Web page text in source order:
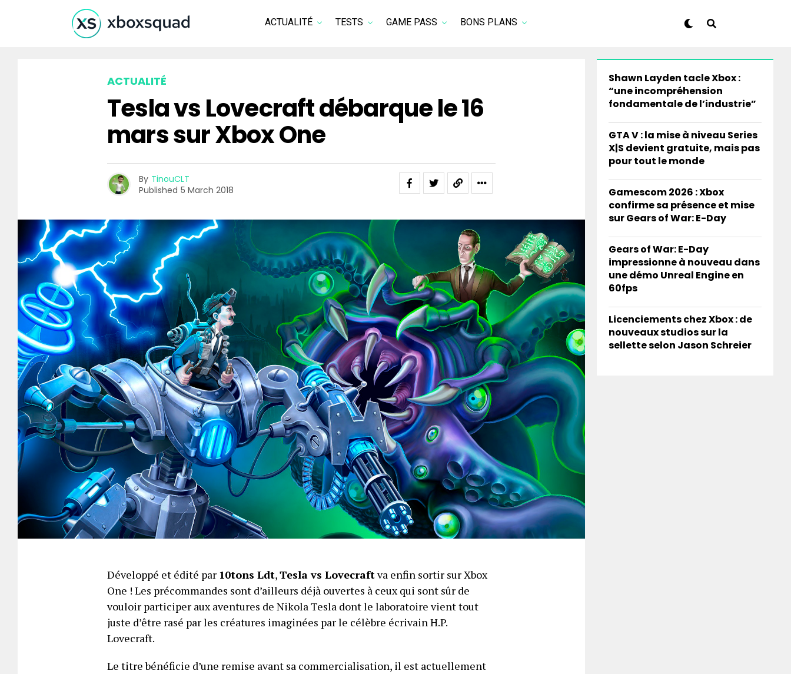
ACTUALITÉ TESTS GAME PASS BONS PLANS
ACTUALITÉ
Tesla vs Lovecraft débarque le 16
mars sur Xbox One
By TinouCLT
Published 5 March 2018
Développé et édité par 10tons Ldt,Tesla vs Lovecraftva enfin sortir sur Xbox
One ! Les précommandes sont d’ailleurs déjà ouvertes à ceux qui sont sûr de
vouloir participer aux aventures de Nikola Tesla dont le laboratoire vient tout
juste d’être rasé par les créatures imaginées par le célèbre écrivain H.P.
Lovecraft.
Le titre bénéficie d’une remise avant sa commercialisation, il est actuellement
Shawn Layden tacle Xbox :
“une incompréhension
fondamentale de l’industrie”
GTA V : la mise à niveau Series
X|S devient gratuite, mais pas
pour tout le monde
Gamescom 2026 : Xbox
confirme sa présence et mise
sur Gears of War: E-Day
Gears of War: E-Day
impressionne à nouveau dans
une démo Unreal Engine en
60fps
Licenciements chez Xbox : de
nouveaux studios sur la
sellette selon Jason Schreier